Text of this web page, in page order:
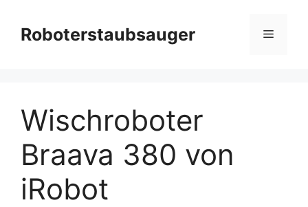
Inhalt
springen
Roboterstaubsauger Menü
Wischroboter
Braava 380 von
iRobot